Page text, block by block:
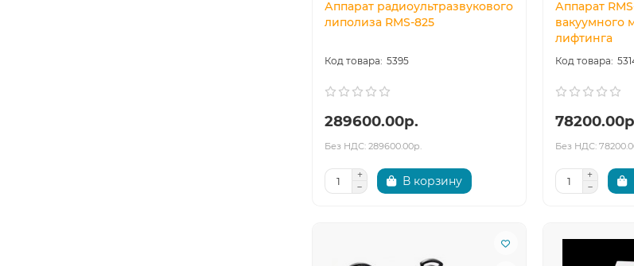
Аппарат радиоультразвукового
липолиза RMS-825
5395
289600.00р.
Без НДС: 289600.00р.
В корзину
Аппарат
вакуумного
лифтинга
Без НДС: